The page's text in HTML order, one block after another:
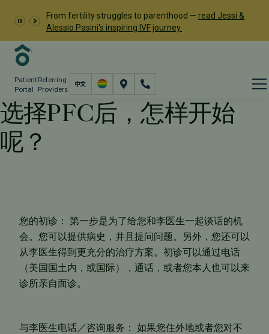
From fertility struggles to parenthood — read Jessi &
Alessio Pasini's inspiring IVF journey.
Patient
Portal
Referring
Providers
选择PFC后，怎样开始
呢？
您的初诊： 第一步是为了给您和李医生一起谈话的机
会。您可以提供病史，并且提问问题。另外，您还可以
从李医生得到更充分的治疗方案。初诊可以通过电话
（美国国土内，或国际），通话，或者您本人也可以来
诊所亲自面诊。
与李医生电话／咨询服务 ： 如果您住外地或者您对不